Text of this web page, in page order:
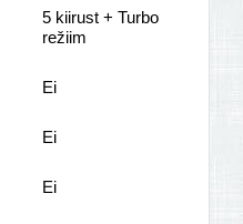
5 kiirust + Turbo
režiim
Ei
Ei
Ei